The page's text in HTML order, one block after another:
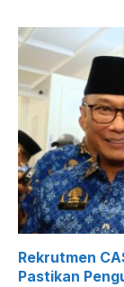
Rekrutmen
Pastikan